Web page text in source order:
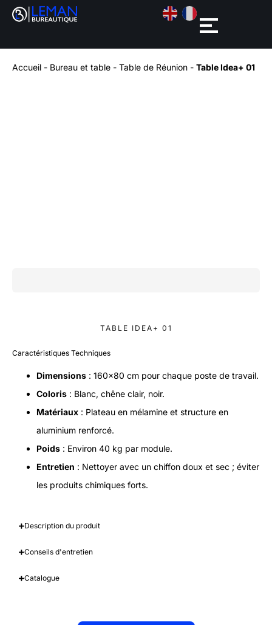
Accueil - Bureau et table - Table de Réunion - Table Idea+ 01
TABLE IDEA+ 01
Caractéristiques Techniques
Dimensions : 160×80 cm pour chaque poste de travail.
Coloris : Blanc, chêne clair, noir.
Matériaux : Plateau en mélamine et structure en
aluminium renforcé.
Poids : Environ 40 kg par module.
Entretien : Nettoyer avec un chiffon doux et sec ; éviter
les produits chimiques forts.
Description du produit
Conseils d'entretien
Catalogue